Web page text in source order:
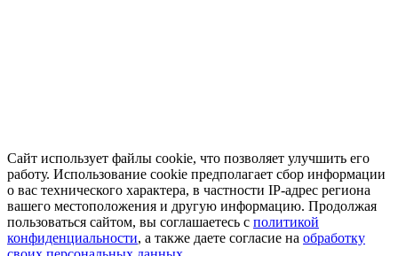
Сайт использует файлы cookie, что позволяет улучшить его
работу. Использование cookie предполагает сбор информации
о вас технического характера, в частности IP-адрес региона
вашего местоположения и другую информацию. Продолжая
пользоваться сайтом, вы соглашаетесь с политикой
конфиденциальности, а также даете согласие на обработку